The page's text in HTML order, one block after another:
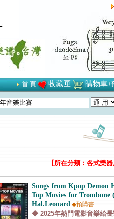
首 頁 收藏匣 購物車+
【所在分類：各式樂
Songs from Kpop Demon
Top Movies for Trombone
Hal.Leonard ◆預購書
◆ 2025年熱門電影音樂給